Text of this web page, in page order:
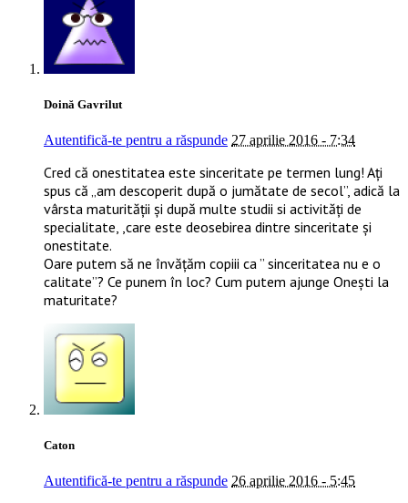
Doină Gavrilut
Autentifică-te pentru a răspunde 27 aprilie 2016 - 7:34
Cred că onestitatea este sinceritate pe termen lung! Ați
spus că „am descoperit după o jumătate de secol”, adică la
vârsta maturității și după multe studii si activități de
specialitate, ,care este deosebirea dintre sinceritate și
onestitate.
Oare putem să ne învățăm copiii ca ” sinceritatea nu e o
calitate”? Ce punem în loc? Cum putem ajunge Onești la
maturitate?
Caton
Autentifică-te pentru a răspunde 26 aprilie 2016 - 5:45